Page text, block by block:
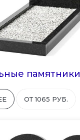
памятники
ОТ 1065 РУБ.